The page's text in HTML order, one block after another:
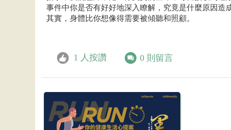
事件中你是否有好好地深入瞭解，究竟是什麼原因造
其實，身體比你想像得需要被傾聽和照顧。
1 人按讚 0 則留言